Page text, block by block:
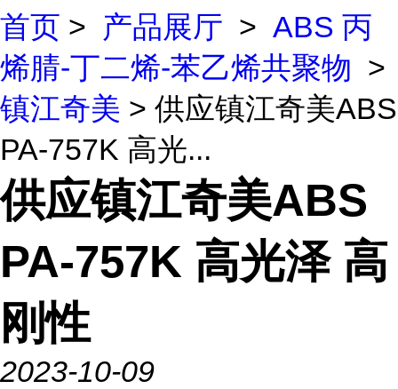
首页 > 产品展厅 > ABS 丙
烯腈-丁二烯-苯乙烯共聚物 >
镇江奇美 > 供应镇江奇美ABS
PA-757K 高光...
供应镇江奇美ABS
PA-757K 高光泽 高
刚性
2023-10-09